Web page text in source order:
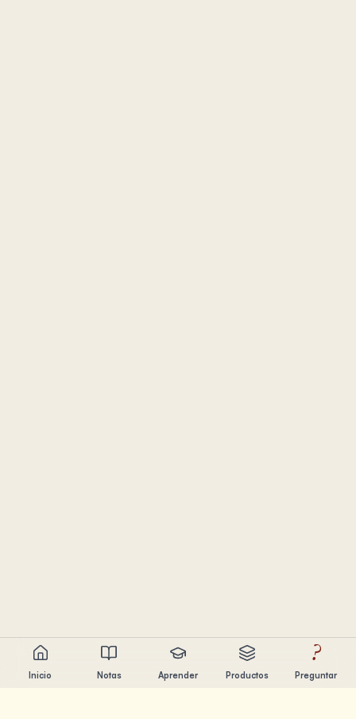
Inicio Notas Aprender Productos
?
Preguntar